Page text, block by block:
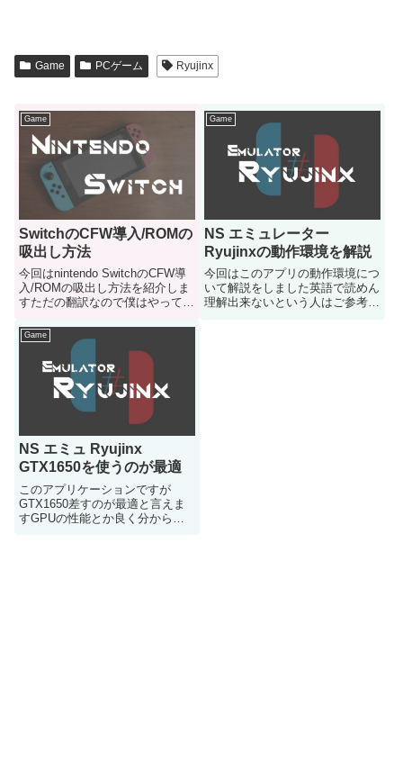
Game PCゲーム Ryujinx
Game
SwitchのCFW導入/ROMの
吸出し方法
今回はnintendo SwitchのCFW導
入/ROMの吸出し方法を紹介しま
すただの翻訳なので僕はやっては
言いたかった
Game
NS エミュレーター
Ryujinxの動作環境を解説
今回はこのアプリの動作環境につ
いて解説をしました英語で読めん
理解出来ないという人はご参考に
Game
NS エミュ Ryujinx
GTX1650を使うのが最適
このアプリケーションですが
GTX1650差すのが最適と言えま
すGPUの性能とか良く分からな